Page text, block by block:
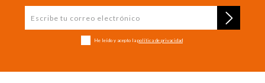
He leído y acepto la política de privacidad